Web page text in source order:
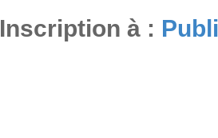
Inscription à :